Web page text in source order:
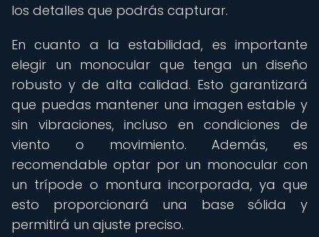
los detalles que podrás capturar.
En cuanto a la estabilidad, es importante
elegir un monocular que tenga un diseño
robusto y de alta calidad. Esto garantizará
que puedas mantener una imagen estable y
sin vibraciones, incluso en condiciones de
viento o movimiento. Además, es
recomendable optar por un monocular con
un trípode o montura incorporada, ya que
esto proporcionará una base sólida y
permitirá un ajuste preciso.